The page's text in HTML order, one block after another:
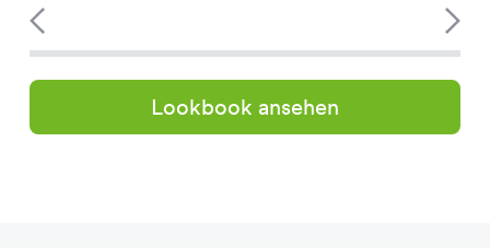
Lookbook ansehen